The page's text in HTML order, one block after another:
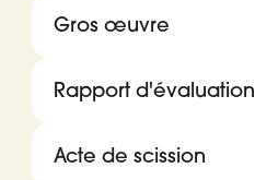
Gros œuvre
Rapport d'évaluation
Acte de scission